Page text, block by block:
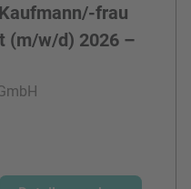
frau
(m/w/d) 2026 –